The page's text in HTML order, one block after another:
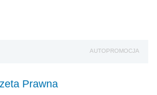
AUTOPROMOCJA
Prawna